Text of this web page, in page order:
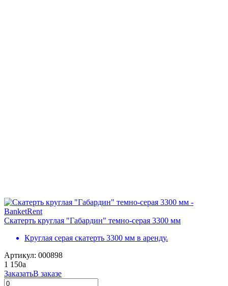
Скатерть круглая "Габардин" темно-серая 3300 мм
Круглая серая скатерть 3300 мм в аренду.
Артикул: 000898
1 150a
ЗаказатьВ заказе